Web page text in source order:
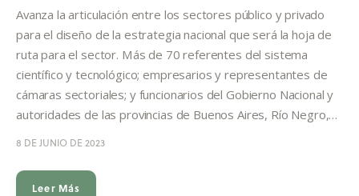
Quiénes somos
Avanza la articulación entre los sectores público y privado
para el diseño de la estrategia nacional que será la hoja de
ruta para el sector. Más de 70 referentes del sistema
científico y tecnológico; empresarios y representantes de
cámaras sectoriales; y funcionarios del Gobierno Nacional y
autoridades de las provincias de Buenos Aires, Río Negro,…
8 DE JUNIO DE 2023
Leer Más